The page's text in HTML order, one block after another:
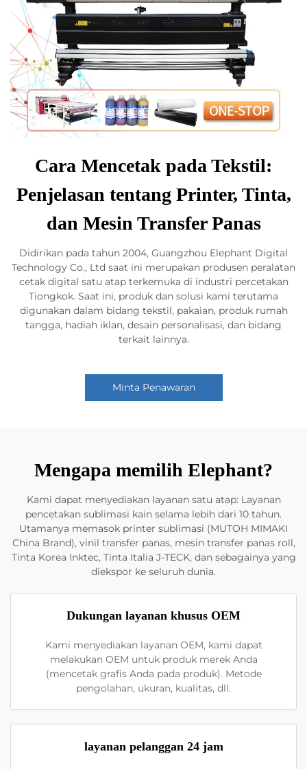
Cara Mencetak pada Tekstil:
Penjelasan tentang Printer, Tinta,
dan Mesin Transfer Panas
Didirikan pada tahun 2004, Guangzhou Elephant Digital
Technology Co., Ltd saat ini merupakan produsen peralatan
cetak digital satu atap terkemuka di industri percetakan
Tiongkok. Saat ini, produk dan solusi kami terutama
digunakan dalam bidang tekstil, pakaian, produk rumah
tangga, hadiah iklan, desain personalisasi, dan bidang
terkait lainnya.
Minta Penawaran
Mengapa memilih Elephant?
Kami dapat menyediakan layanan satu atap: Layanan
pencetakan sublimasi kain selama lebih dari 10 tahun.
Utamanya memasok printer sublimasi (MUTOH MIMAKI
China Brand), vinil transfer panas, mesin transfer panas roll,
Tinta Korea Inktec, Tinta Italia J-TECK, dan sebagainya yang
diekspor ke seluruh dunia.
Dukungan layanan khusus OEM
Kami menyediakan layanan OEM, kami dapat
melakukan OEM untuk produk merek Anda
(mencetak grafis Anda pada produk). Metode
pengolahan, ukuran, kualitas, dll.
layanan pelanggan 24 jam